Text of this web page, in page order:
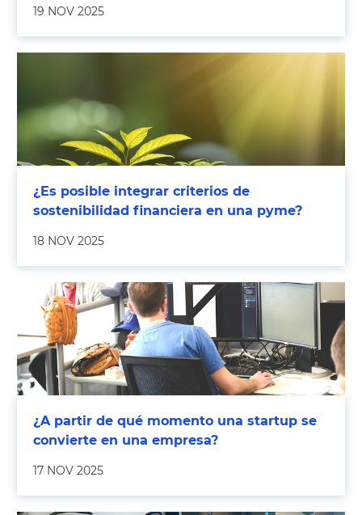
19 NOV 2025
¿Es posible integrar criterios de
sostenibilidad financiera en una pyme?
18 NOV 2025
¿A partir de qué momento una startup se
convierte en una empresa?
17 NOV 2025